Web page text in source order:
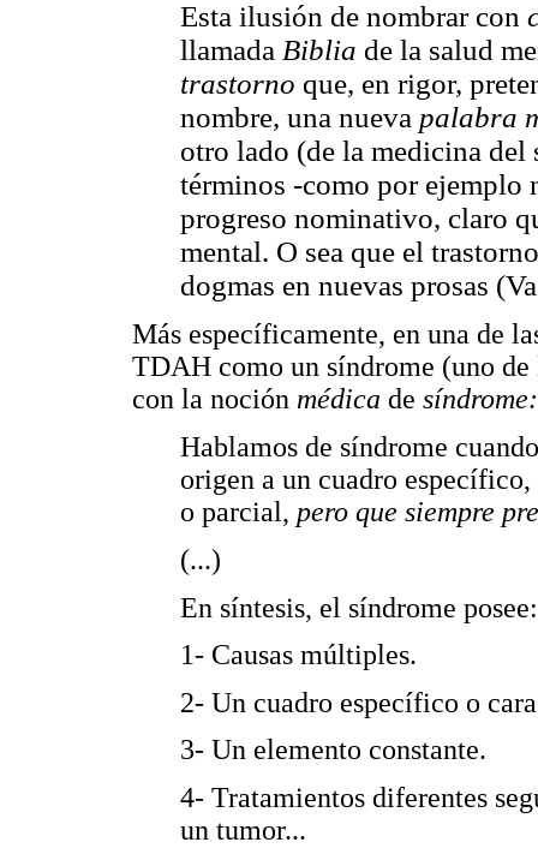
Esta ilusión de nombrar con
llamada Biblia de la salud
trastorno que, en rigor,
nombre, una nueva palabra
otro lado (de la medicina
términos -como por ejemplo
progreso nominativo, claro
mental. O sea que el
dogmas en nuevas prosas
Más específicamente, en una de
TDAH como un síndrome (uno
con la noción médica de síndrome:
Hablamos de síndrome
origen a un cuadro
o parcial, pero que siempre
(...)
En síntesis, el síndrome posee:
1- Causas múltiples.
2- Un cuadro específico o
3- Un elemento constante.
4- Tratamientos diferentes
un tumor...